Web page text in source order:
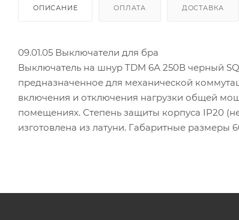
ОПИСАНИЕ ОПЛАТА ДОСТАВКА
09.01.05 Выключатели для бра
Выключатель на шнур TDM 6А 250В черный
предназначенное для механической
включения и отключения нагрузки общей
помещениях. Степень защиты корпуса IP20
изготовлена из латуни. Габаритные размеры